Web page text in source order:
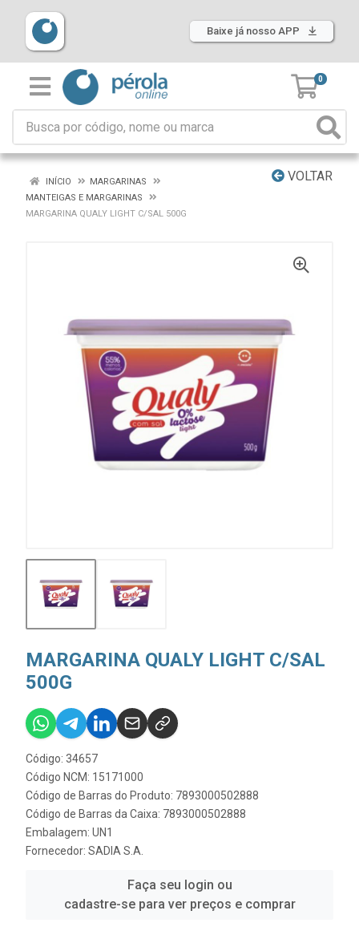
Baixe já nosso APP
0
VOLTAR
INÍCIO
MARGARINAS
MANTEIGAS E MARGARINAS
MARGARINA QUALY LIGHT C/SAL 500G
MARGARINA QUALY LIGHT C/SAL
500G
Código: 34657
Código NCM: 15171000
Código de Barras do Produto: 7893000502888
Código de Barras da Caixa: 7893000502888
Embalagem: UN1
Fornecedor: SADIA S.A.
Faça seu login ou
cadastre-se para ver preços e comprar